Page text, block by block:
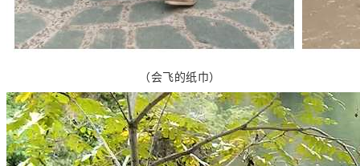
（会飞的纸巾）